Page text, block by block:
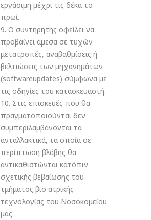
εργάσιμη μέχρι τις δέκα το
πρωί.
9. Ο συντηρητής οφείλει να
προβαίνει άμεσα σε τυχών
μετατροπές, αναβαθμίσεις ή
βελτιώσεις των μηχανημάτων
(softwareupdates) σύμφωνα με
τις οδηγίες του κατασκευαστή.
10. Στις επισκευές που θα
πραγματοποιούνται δεν
συμπεριλαμβάνονται τα
ανταλλακτικά, τα οποία σε
περίπτωση βλάβης θα
αντικαθιστώνται κατόπιν
σχετικής βεβαίωσης του
τμήματος βιοïατρικής
τεχνολογίας του Νοσοκομείου
μας.